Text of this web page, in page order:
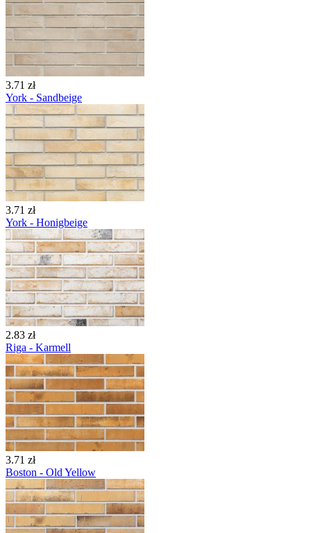
3.71 zł
York - Sandbeige
3.71 zł
York - Honigbeige
2.83 zł
Riga - Karmell
3.71 zł
Boston - Old Yellow